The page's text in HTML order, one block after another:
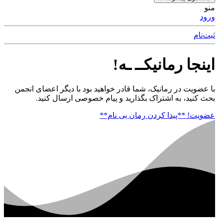
منو
ورود
ثبت‌نام
اینجا رمانیکــ ـه!
با عضویت در رمانیک، شما قادر خواهید بود با دیگر اعضای انجمن
بحث کنید، به اشتراک بگذارید و پیام خصوصی ارسال کنید.
عضویت! **پیدا کردن رمان بی نام**